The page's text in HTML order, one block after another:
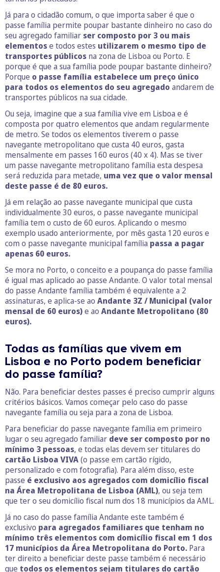
Já para o cidadão comum, o que importa saber é que o
passe família permite poupar bastante dinheiro no caso do
seu agregado familiar ser composto por 3 ou mais
elementose todos estes utilizarem o mesmo tipo de
transportes públicos na zona de Lisboa ou Porto. E
porque é que a sua família pode poupar bastante dinheiro?
Porque o passe família estabelece um preço único
para todos os elementos do seu agregado andarem de
transportes públicos na sua cidade.
Ou seja, imagine que a sua família vive em Lisboa e é
composta por quatro elementos que andam regularmente
de metro. Se todos os elementos tiverem o passe
navegante metropolitano que custa 40 euros, gasta
mensalmente em passes 160 euros (40 x 4). Mas se tiver
um passe navegante metropolitano família esta despesa
será reduzida para metade, uma vez que o valor mensal
deste passe é de 80 euros.
Já em relação ao passe navegante municipal que custa
individualmente 30 euros, o passe navegante municipal
família tem o custo de 60 euros. Aplicando o mesmo
exemplo usado anteriormente, por mês gasta 120 euros e
com o passe navegante municipal família passa a pagar
apenas 60 euros.
Se mora no Porto, o conceito e a poupança do passe família
é igual mas aplicado ao passe Andante. O valor total mensal
do passe Andante família também é equivalente a 2
assinaturas, e aplica-se ao Andante 3Z / Municipal (valor
mensal de 60 euros)e ao Andante Metropolitano (80
euros).
Todas as famílias que vivem em
Lisboa e no Porto podem beneficiar
do passe família?
Não. Para beneficiar destes passes é preciso cumprir alguns
critérios básicos. Vamos começar pelo caso do passe
navegante família ou seja para a zona de Lisboa.
Para beneficiar do passe navegante família em primeiro
lugar o seu agregado familiar deve ser composto por no
mínimo 3 pessoas, e todas elas devem ser titulares do
cartão Lisboa VIVA(o passe em cartão rígido,
personalizado e com fotografia). Para além disso, este
passe é exclusivo aos agregados com domicílio fiscal
na Área Metropolitana de Lisboa (AML), ou seja tem
que ter o seu domicílio fiscal num dos 18 municípios da AML.
Já no caso do passe família Andante este também é
exclusivo para agregados familiares que tenham no
mínimo três elementos com domicílio fiscal em 1 dos
17 municípios da Área Metropolitana do Porto. Para
ter direito a beneficiar deste passe também é necessário
que todos os elementos sejam titulares do cartão